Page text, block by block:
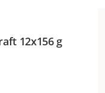
12x156 g